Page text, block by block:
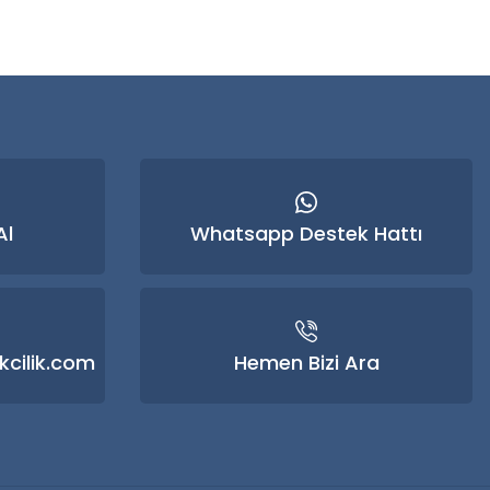
Whatsapp Destek Hattı
Hemen Bizi Ara